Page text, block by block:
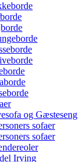
og Gæsteseng
sofaer
sofaer
Irving